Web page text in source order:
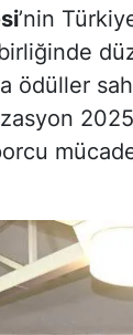
’nin
ödüller